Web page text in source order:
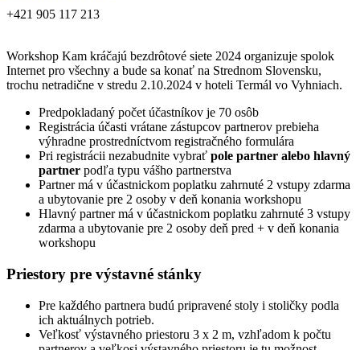
+421 905 117 213
Workshop Kam kráčajú bezdrôtové siete 2024 organizuje spolok
Internet pro všechny a bude sa konať na Strednom Slovensku,
trochu netradične v stredu 2.10.2024 v hoteli Termál vo Vyhniach.
Predpokladaný počet účastníkov je 70 osôb
Registrácia účasti vrátane zástupcov partnerov prebieha
výhradne prostredníctvom registračného formulára
Pri registrácii nezabudnite vybrať pole partner alebo hlavný
partner podľa typu vášho partnerstva
Partner má v účastnickom poplatku zahrnuté 2 vstupy zdarma
a ubytovanie pre 2 osoby v deň konania workshopu
Hlavný partner má v účastnickom poplatku zahrnuté 3 vstupy
zdarma a ubytovanie pre 2 osoby deň pred + v deň konania
workshopu
Priestory pre výstavné stánky
Pre každého partnera budú pripravené stoly i stoličky podla
ich aktuálnych potrieb.
Veľkosť výstavného priestoru 3 x 2 m, vzhľadom k počtu